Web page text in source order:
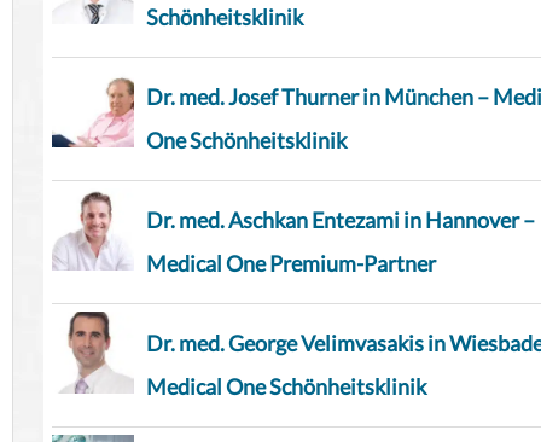
Schönheitsklinik
Dr. med. Josef Thurner in München –
One Schönheitsklinik
Dr. med. Aschkan Entezami in Hannover –
Medical One Premium-Partner
Dr. med. George Velimvasakis in
Medical One Schönheitsklinik